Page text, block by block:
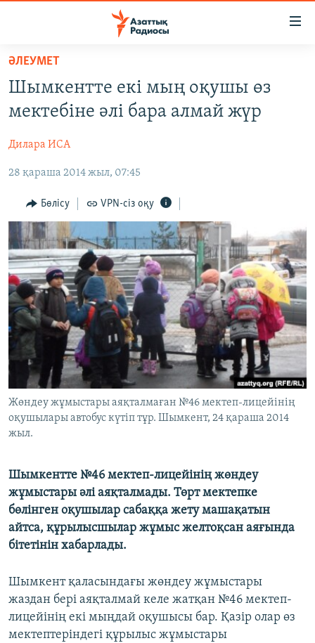
Skip
main
content
to
Navigation
Search
ҚАҢТАР ОҚИҒАСЫ
АДАМ ҚҰҚЫҚТАРЫ
ӘЛЕУМЕТ
ӘЛЕМ
АРНАЙЫ ЖОБАЛАР
Русский
ЖАЗЫЛЫҢЫЗ
Басқа тілдерде
ӘЛЕУМЕТ
Шымкентте екі мың оқушы өз
мектебіне әлі бара алмай жүр
Дилара ИСА
28 қараша 2014 жыл, 07:45
Бөлісу VPN-сіз оқу
Жөндеу жұмыстары аяқталмаған №46 мектеп-лицейінің
оқушылары автобус күтіп тұр. Шымкент, 24 қараша 2014
жыл.
Шымкентте №46 мектеп-лицейінің жөндеу
жұмыстары әлі аяқталмады. Төрт мектепке
бөлінген оқушылар сабаққа жету машақатын
айтса, құрылысшылар жұмыс желтоқсан аяғында
бітетінін хабарлады.
Шымкент қаласындағы жөндеу жұмыстары
жаздан бері аяқталмай келе жатқан №46 мектеп-
лицейінің екі мыңдай оқушысы бар. Қазір олар өз
мектептеріндегі құрылыс жұмыстары